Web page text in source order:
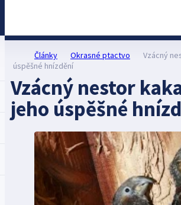
Články Okrasné ptactvo
Vzácný
úspěšné hnízdění
Vzácný nestor
jeho úspěšné